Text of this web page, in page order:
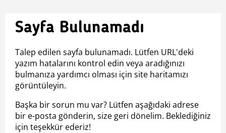
Sayfa Bulunamadı
Talep edilen sayfa bulunamadı. Lütfen URL'deki
yazım hatalarını kontrol edin veya aradığınızı
bulmanıza yardımcı olması için site haritamızı
görüntüleyin.
Başka bir sorun mu var? Lütfen aşağıdaki adrese
bir e-posta gönderin, size geri dönelim. Beklediğiniz
için teşekkür ederiz!